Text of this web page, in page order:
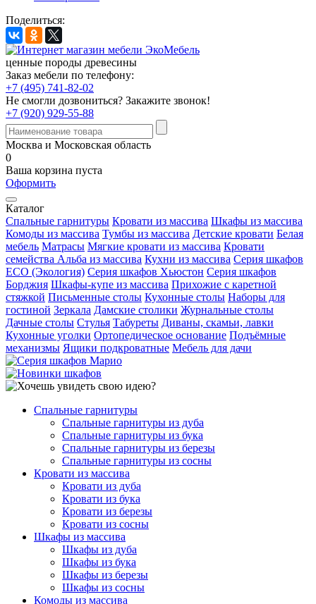
Поделиться:
ценные породы древесины
Заказ мебели по телефону:
+7 (495) 741-82-02
Не смогли дозвониться? Закажите звонок!
+7 (920) 929-55-88
Москва и Московская область
0
Ваша корзина пуста
Оформить
Каталог
Спальные гарнитуры Кровати из массива Шкафы из массива
Комоды из массива Тумбы из массива Детские кровати Белая
мебель Матрасы Мягкие кровати из массива Кровати
семейства Альба из массива Кухни из массива Серия шкафов
ECO (Экология) Серия шкафов Хьюстон Серия шкафов
Борджия Шкафы-купе из массива Прихожие с каретной
стяжкой Письменные столы Кухонные столы Наборы для
гостиной Зеркала Дамские столики Журнальные столы
Дачные столы Стулья Табуреты Диваны, скамьи, лавки
Кухонные уголки Ортопедическое основание Подъёмные
механизмы Ящики подкроватные Мебель для дачи
Спальные гарнитуры
Спальные гарнитуры из дуба
Спальные гарнитуры из бука
Спальные гарнитуры из березы
Спальные гарнитуры из сосны
Кровати из массива
Кровати из дуба
Кровати из бука
Кровати из березы
Кровати из сосны
Шкафы из массива
Шкафы из дуба
Шкафы из бука
Шкафы из березы
Шкафы из сосны
Комоды из массива